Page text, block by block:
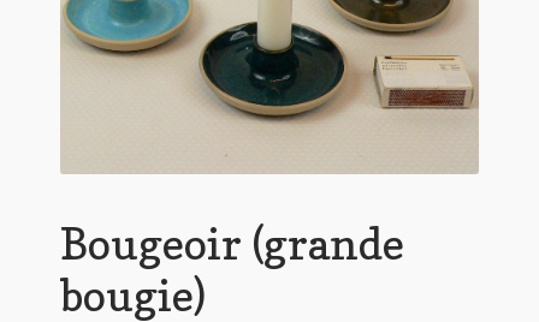
Bougeoir (grande
bougie)